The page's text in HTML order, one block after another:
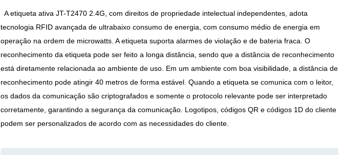
A etiqueta ativa JT-T2470 2.4G, com direitos de propriedade intelectual independentes, adota
tecnologia RFID avançada de ultrabaixo consumo de energia, com consumo médio de energia em
operação na ordem de microwatts. A etiqueta suporta alarmes de violação e de bateria fraca. O
reconhecimento da etiqueta pode ser feito a longa distância, sendo que a distância de reconhecimento
está diretamente relacionada ao ambiente de uso. Em um ambiente com boa visibilidade, a distância de
reconhecimento pode atingir 40 metros de forma estável. Quando a etiqueta se comunica com o leitor,
os dados da comunicação são criptografados e somente o protocolo relevante pode ser interpretado
corretamente, garantindo a segurança da comunicação. Logotipos, códigos QR e códigos 1D do cliente
podem ser personalizados de acordo com as necessidades do cliente.